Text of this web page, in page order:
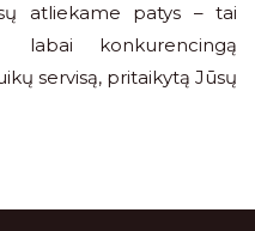
atliekame patys – tai
konkurencingą
servisą, pritaikytą Jūsų